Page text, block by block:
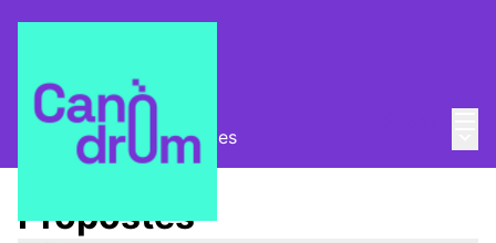
Pla Estratègic Propostes
Propostes